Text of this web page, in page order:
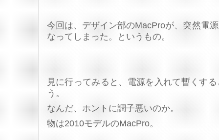
今回は、デザイン部のMacProが、突然電
なってしまった。というもの。
見に行ってみると、電源を入れて暫くす
う。
なんだ、ホントに調子悪いのか。
物は2010モデルのMacPro。